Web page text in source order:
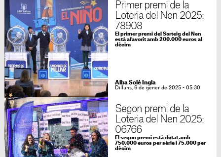
Primer premi de la
Loteria del Nen 2025:
78908
El primer premi del Sorteig del Nen
està afavorit amb 200.000 euros al
dècim
Alba Solé Ingla
Dilluns, 6 de gener de 2025 - 05:30
Segon premi de la
Loteria del Nen 2025:
06766
El segon premi està dotat amb
750.000 euros per sèrie i 75.000 per
dècim